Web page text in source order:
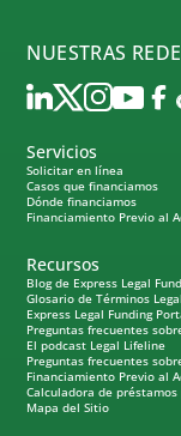
NUESTRAS
Servicios
Solicitar en línea
Casos que financiamos
Dónde financiamos
Financiamiento Previo al
Recursos
Blog de Express Legal
Glosario de Términos
Express Legal Funding
Preguntas frecuentes
El podcast Legal Lifeline
Preguntas frecuentes
Financiamiento Previo al
Calculadora de
Mapa del Sitio